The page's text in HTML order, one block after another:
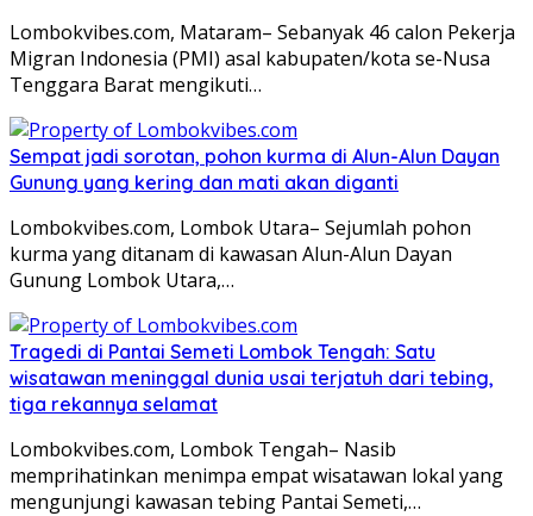
Lombokvibes.com, Mataram– Sebanyak 46 calon Pekerja
Migran Indonesia (PMI) asal kabupaten/kota se-Nusa
Tenggara Barat mengikuti…
Sempat jadi sorotan, pohon kurma di Alun-Alun Dayan
Gunung yang kering dan mati akan diganti
Lombokvibes.com, Lombok Utara– Sejumlah pohon
kurma yang ditanam di kawasan Alun-Alun Dayan
Gunung Lombok Utara,…
Tragedi di Pantai Semeti Lombok Tengah: Satu
wisatawan meninggal dunia usai terjatuh dari tebing,
tiga rekannya selamat
Lombokvibes.com, Lombok Tengah– Nasib
memprihatinkan menimpa empat wisatawan lokal yang
mengunjungi kawasan tebing Pantai Semeti,…